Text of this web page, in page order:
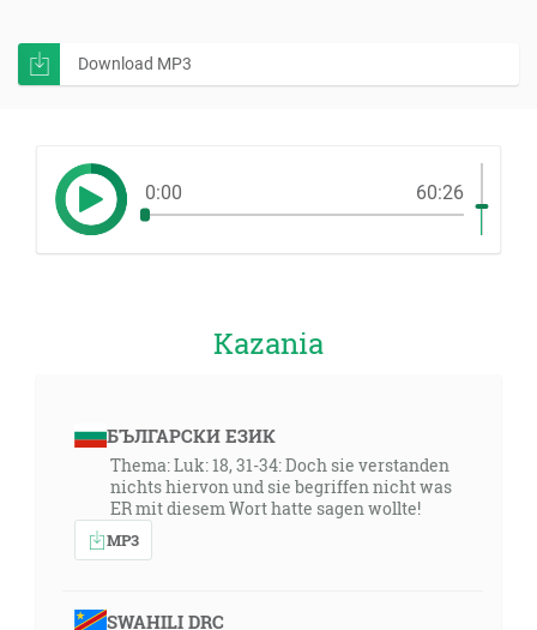
Download MP3
0:00 60:26
Kazania
БЪЛГАРСКИ ЕЗИК
Thema: Luk: 18, 31-34: Doch sie verstanden
nichts hiervon und sie begriffen nicht was
ER mit diesem Wort hatte sagen wollte!
MP3
SWAHILI DRC